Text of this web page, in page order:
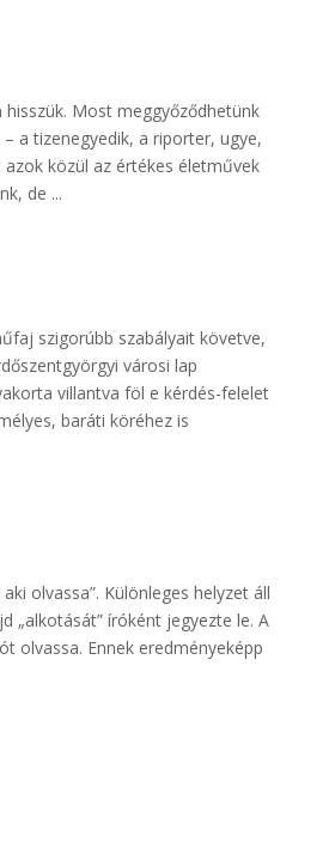
Most meggyőződhetünk
a tizenegyedik, a riporter, ugye,
közül az értékes életművek
de ...
szigorúbb szabályait követve,
városi lap
villantva föl e kérdés-felelet
baráti köréhez is
olvassa”. Különleges helyzet áll
„alkotását” íróként jegyezte le. A
olvassa. Ennek eredményeképp